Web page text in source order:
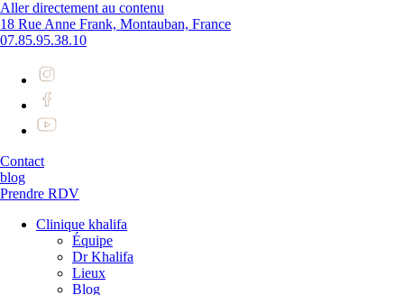
Aller directement au contenu
18 Rue Anne Frank, Montauban, France
07.85.95.38.10
Contact
blog
Prendre RDV
Clinique khalifa
Équipe
Dr Khalifa
Lieux
Blog